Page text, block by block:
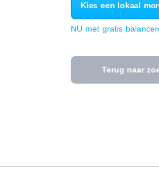
Kies een lokaal
NU met gratis
Terug naar